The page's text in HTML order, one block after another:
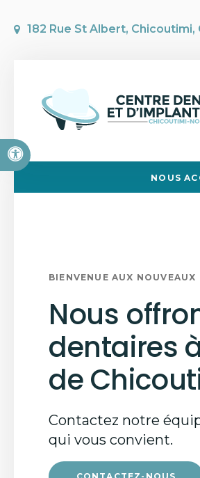
Version accessible
182 Rue St Albert Chicoutimi
NOUS
BIENVENUE AUX NOUVEAUX
Nous
dentaires
de
Contactez notre
qui vous convient.